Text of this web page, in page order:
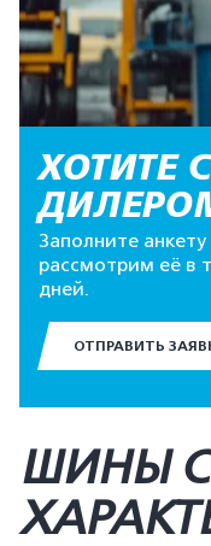
ХОТИТЕ
Заполните
рассмотрим её в
дней.
ОТПРАВИТЬ
ШИНЫ